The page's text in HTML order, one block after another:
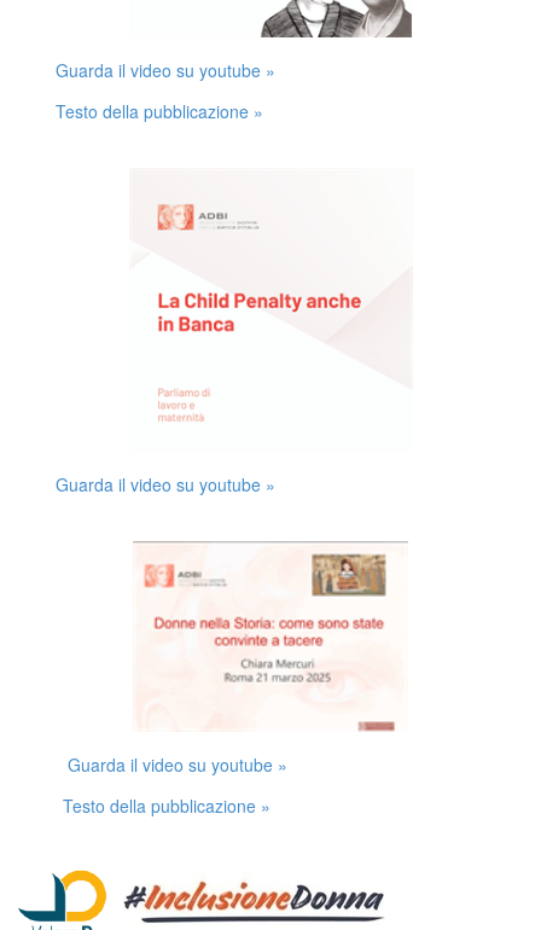
Guarda il video su youtube »
Testo della pubblicazione »
Guarda il video su youtube »
Guarda il video su youtube »
Testo della pubblicazione »